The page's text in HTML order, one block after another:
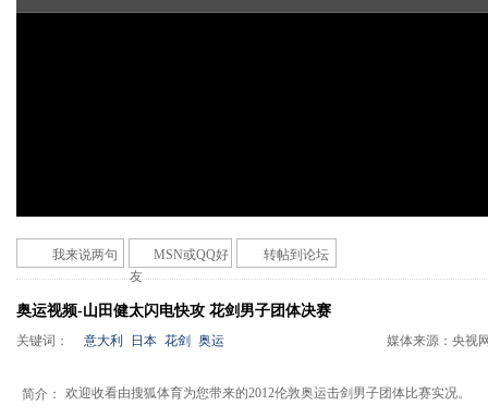
我来说两句
MSN或QQ好
友
转帖到论坛
奥运视频-山田健太闪电快攻 花剑男子团体决赛
关键词： 意大利 日本 花剑 奥运 媒体来源： 央视
简介： 欢迎收看由搜狐体育为您带来的2012伦敦奥运击剑男子团体比赛实况。